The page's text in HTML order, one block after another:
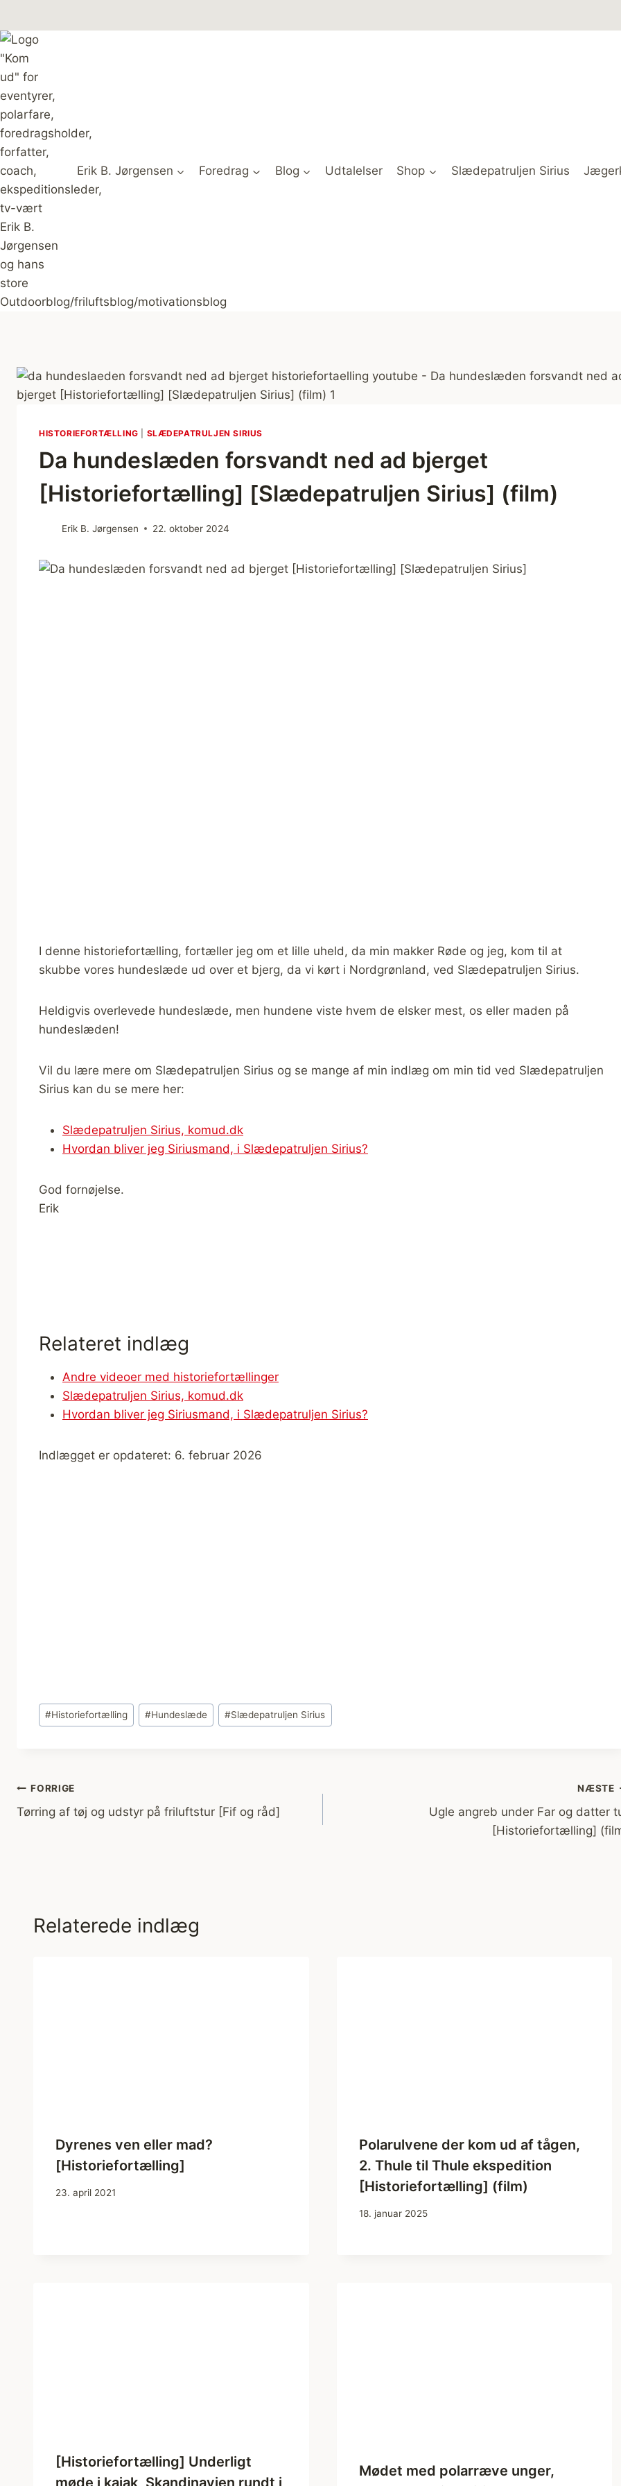
til
indhold
Erik B. Jørgensen Foredrag Blog Udtalelser Shop Slædepatruljen Sirius
HISTORIEFORTÆLLING SLÆDEPATRULJEN SIRIUS
Da hundeslæden forsvandt ned ad bjerget
[Historiefortælling] [Slædepatruljen Sirius] (film)
Erik B. Jørgensen 22. oktober 2024
I denne historiefortælling, fortæller jeg om et lille uheld, da min makker Røde og jeg, kom til at
skubbe vores hundeslæde ud over et bjerg, da vi kørt i Nordgrønland, ved Slædepatruljen Sirius.
Heldigvis overlevede hundeslæde, men hundene viste hvem de elsker mest, os eller maden på
hundeslæden!
Vil du lære mere om Slædepatruljen Sirius og se mange af min indlæg om min tid ved Slædepatruljen
Sirius kan du se mere her:
Slædepatruljen Sirius, komud.dk
Hvordan bliver jeg Siriusmand, i Slædepatruljen Sirius?
God fornøjelse.
Erik
Relateret indlæg
Andre videoer med historiefortællinger
Slædepatruljen Sirius, komud.dk
Hvordan bliver jeg Siriusmand, i Slædepatruljen Sirius?
Indlægget er opdateret: 6. februar 2026
Indlæg-
tags:
#Historiefortælling #Hundeslæde #Slædepatruljen Sirius
Indlægsnavigation
FORRIGE
Tørring af tøj og udstyr på friluftstur [Fif og råd]
NÆSTE
Ugle angreb under Far og datter
[Historiefortælling]
Relaterede indlæg
Dyrenes ven eller mad?
[Historiefortælling]
23. april 2021
Polarulvene der kom ud af tågen,
2. Thule til Thule ekspedition
[Historiefortælling] (film)
18. januar 2025
[Historiefortælling] Underligt
møde i kajak, Skandinavien rundt i
Mødet med polarræve unger,